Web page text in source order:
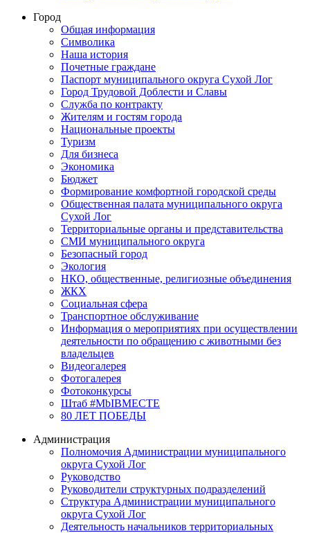
Город
Общая информация
Символика
Наша история
Почетные граждане
Паспорт муниципального округа Сухой Лог
Город Трудовой Доблести и Славы
Служба по контракту
Жителям и гостям города
Национальные проекты
Туризм
Для бизнеса
Экономика
Бюджет
Формирование комфортной городской среды
Общественная палата муниципального округа
Сухой Лог
Территориальные органы и представительства
СМИ муниципального округа
Безопасный город
Экология
НКО, общественные, религиозные объединения
ЖКХ
Социальная сфера
Транспортное обслуживание
Информация о мероприятиях при осуществлении
деятельности по обращению с животными без
владельцев
Видеогалерея
Фотогалерея
Фотоконкурсы
Штаб #MbIBMECTE
80 ЛЕТ ПОБЕДЫ
Администрация
Полномочия Администрации муниципального
округа Сухой Лог
Руководство
Руководители структурных подразделений
Структура Администрации муниципального
округа Сухой Лог
Деятельность начальников территориальных